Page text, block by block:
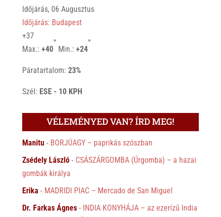
Időjárás, 06 Augusztus
Időjárás: Budapest
+37
Max.: +40
°
Min.: +24
°
Páratartalom: 23%
Szél: ESE - 10 KPH
VÉLEMÉNYED VAN? ÍRD MEG!
Manitu- BORJÚAGY – paprikás szószban
Zsédely László- CSÁSZÁRGOMBA (Úrgomba) – a hazai
gombák királya
Erika - MADRIDI PIAC – Mercado de San Miguel
Dr. Farkas Ágnes- INDIA KONYHÁJA – az ezerízű India